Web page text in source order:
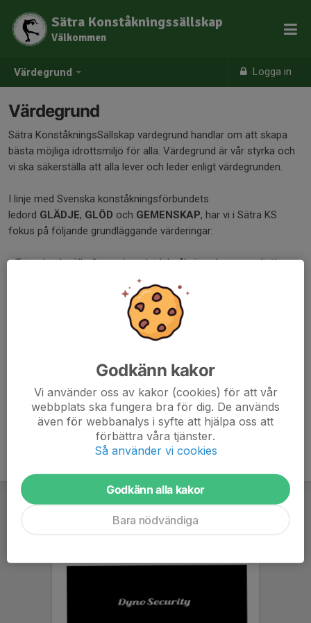
Värdegrund Logga in
Sätra Konståkningssällskap
Välkommen
Värdegrund
Sätra KonståkningsSällskap vardegrund handlar om att skapa
bästa möjliga idrottsmiljö för alla. Värdegrund är vår styrka och
vi ska säkerställa att alla lever och leder enligt värdegrunden.
I linje med Svenska konståkningsförbundets
ledord GLÄDJE, GLÖD och GEMENSKAP, har vi i Sätra KS
fokus på följande grundläggande värderingar:
- Trivsel och välbefinnande - skridskoåkning ska vara roligt!
- Inkluderande klubb - alla ska kunna trivas och vi bryr oss om
- Samarbete - tillsammans strävar vi efter en stark och trevlig
- Utvecklingsmöjligheter på individnivå - alla ska utvecklas i egen
takt efter individuell förmåga.
Godkänn kakor
Vi använder oss av kakor (cookies) för att vår
webbplats ska fungera bra för dig. De används
även för webbanalys i syfte att hjälpa oss att
förbättra våra tjänster.
Så använder vi cookies
Godkänn alla kakor
Bara nödvändiga